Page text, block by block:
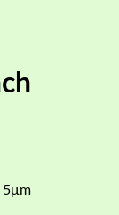
5μm